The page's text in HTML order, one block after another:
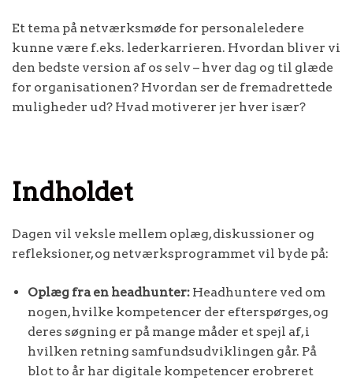
Et tema på netværksmøde for personaleledere
kunne være f.eks. lederkarrieren. Hvordan bliver vi
den bedste version af os selv – hver dag og til glæde
for organisationen? Hvordan ser de fremadrettede
muligheder ud? Hvad motiverer jer hver især?
Indholdet
Dagen vil veksle mellem oplæg, diskussioner og
refleksioner, og netværksprogrammet vil byde på:
Oplæg fra en headhunter: Headhuntere ved om
nogen, hvilke kompetencer der efterspørges, og
deres søgning er på mange måder et spejl af, i
hvilken retning samfundsudviklingen går. På
blot to år har digitale kompetencer erobreret